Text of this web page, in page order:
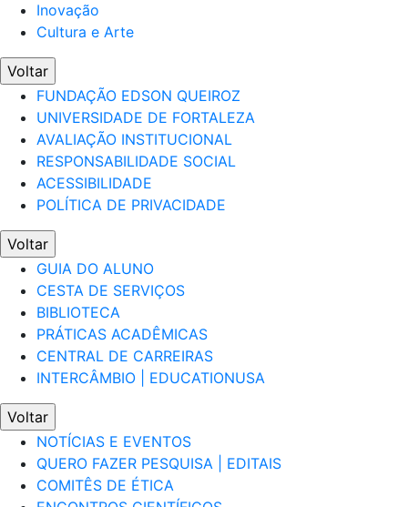
Inovação
Cultura e Arte
Voltar
FUNDAÇÃO EDSON QUEIROZ
UNIVERSIDADE DE FORTALEZA
AVALIAÇÃO INSTITUCIONAL
RESPONSABILIDADE SOCIAL
ACESSIBILIDADE
POLÍTICA DE PRIVACIDADE
Voltar
GUIA DO ALUNO
CESTA DE SERVIÇOS
BIBLIOTECA
PRÁTICAS ACADÊMICAS
CENTRAL DE CARREIRAS
INTERCÂMBIO | EDUCATIONUSA
Voltar
NOTÍCIAS E EVENTOS
QUERO FAZER PESQUISA | EDITAIS
COMITÊS DE ÉTICA